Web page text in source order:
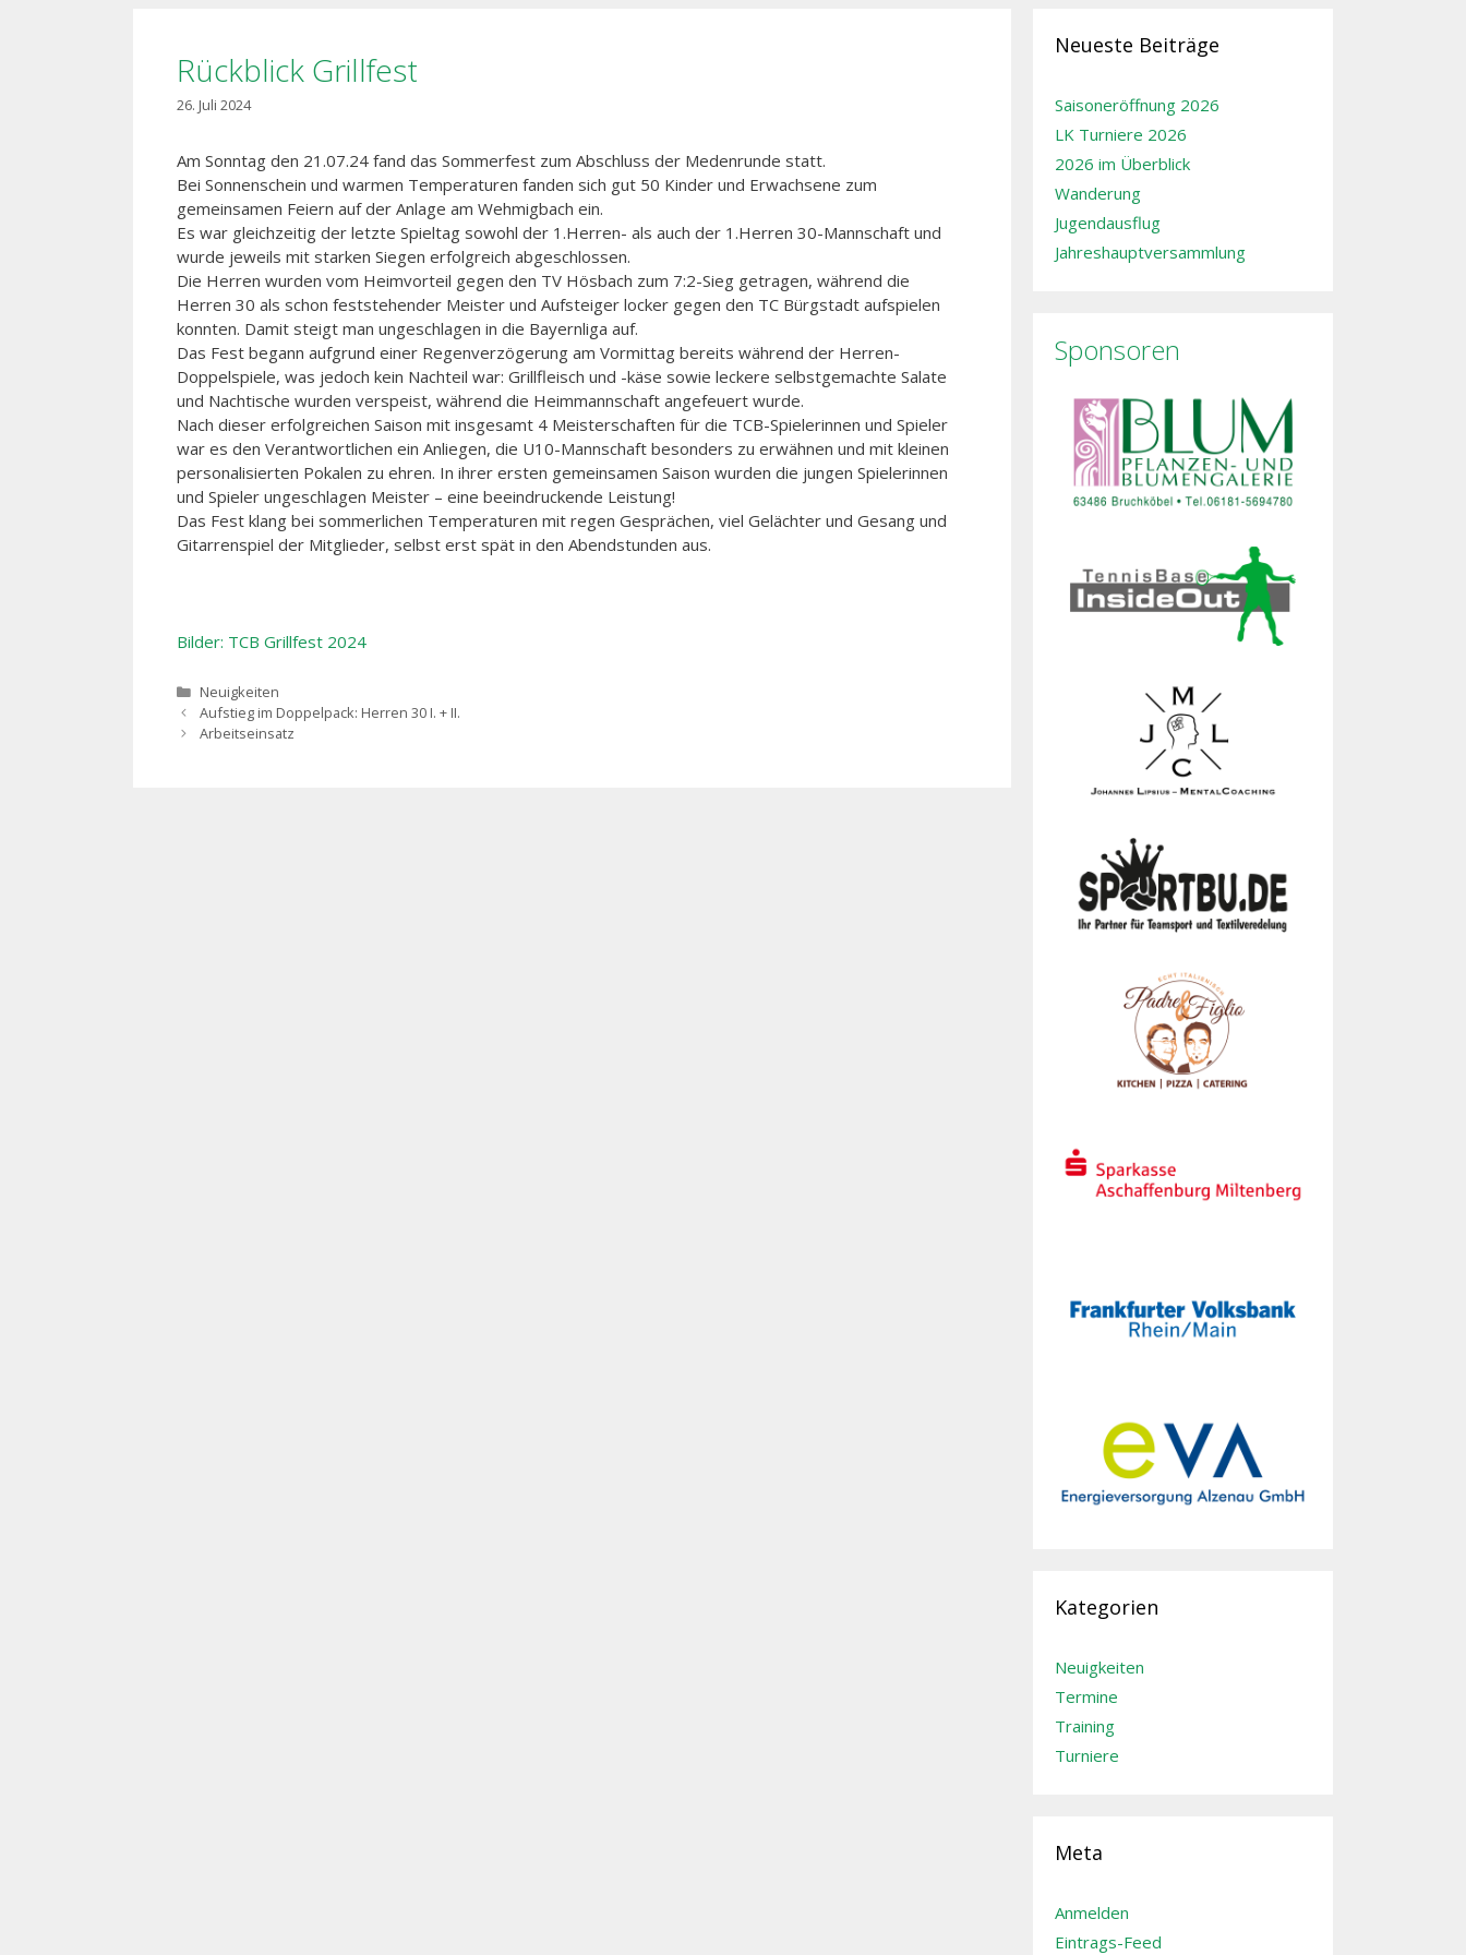
Rückblick Grillfest
26. Juli 2024
Am Sonntag den 21.07.24 fand das Sommerfest zum Abschluss der Medenrunde statt.
Bei Sonnenschein und warmen Temperaturen fanden sich gut 50 Kinder und Erwachsene zum
gemeinsamen Feiern auf der Anlage am Wehmigbach ein.
Es war gleichzeitig der letzte Spieltag sowohl der 1.Herren- als auch der 1.Herren 30-Mannschaft und
wurde jeweils mit starken Siegen erfolgreich abgeschlossen.
Die Herren wurden vom Heimvorteil gegen den TV Hösbach zum 7:2-Sieg getragen, während die
Herren 30 als schon feststehender Meister und Aufsteiger locker gegen den TC Bürgstadt aufspielen
konnten. Damit steigt man ungeschlagen in die Bayernliga auf.
Das Fest begann aufgrund einer Regenverzögerung am Vormittag bereits während der Herren-
Doppelspiele, was jedoch kein Nachteil war: Grillfleisch und -käse sowie leckere selbstgemachte Salate
und Nachtische wurden verspeist, während die Heimmannschaft angefeuert wurde.
Nach dieser erfolgreichen Saison mit insgesamt 4 Meisterschaften für die TCB-Spielerinnen und Spieler
war es den Verantwortlichen ein Anliegen, die U10-Mannschaft besonders zu erwähnen und mit kleinen
personalisierten Pokalen zu ehren. In ihrer ersten gemeinsamen Saison wurden die jungen Spielerinnen
und Spieler ungeschlagen Meister – eine beeindruckende Leistung!
Das Fest klang bei sommerlichen Temperaturen mit regen Gesprächen, viel Gelächter und Gesang und
Gitarrenspiel der Mitglieder, selbst erst spät in den Abendstunden aus.
Bilder: TCB Grillfest 2024
Kategorien
Neuigkeiten
Beitrags-
Navigation
Aufstieg im Doppelpack: Herren 30 I. + II.
Arbeitseinsatz
Neueste Beiträge
Saisoneröffnung 2026
LK Turniere 2026
2026 im Überblick
Wanderung
Jugendausflug
Jahreshauptversammlung
Sponsoren
Kategorien
Neuigkeiten
Termine
Training
Turniere
Meta
Anmelden
Eintrags-Feed